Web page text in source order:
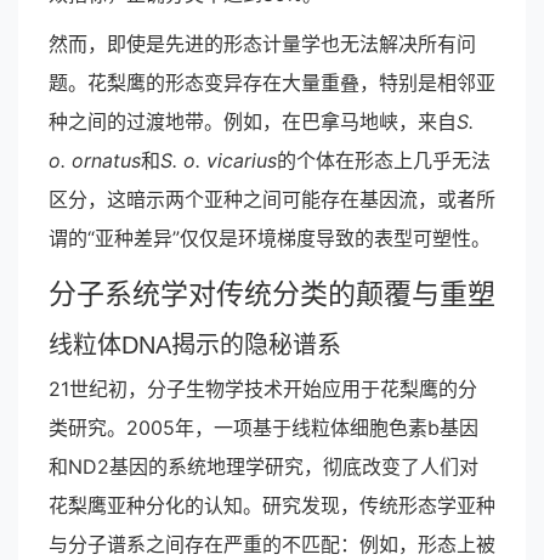
然而，即使是先进的形态计量学也无法解决所有问
题。花梨鹰的形态变异存在大量重叠，特别是相邻亚
种之间的过渡地带。例如，在巴拿马地峡，来自S.
o. ornatus和S. o. vicarius的个体在形态上几乎无法
区分，这暗示两个亚种之间可能存在基因流，或者所
谓的“亚种差异”仅仅是环境梯度导致的表型可塑性。
分子系统学对传统分类的颠覆与重塑
线粒体DNA揭示的隐秘谱系
21世纪初，分子生物学技术开始应用于花梨鹰的分
类研究。2005年，一项基于线粒体细胞色素b基因
和ND2基因的系统地理学研究，彻底改变了人们对
花梨鹰亚种分化的认知。研究发现，传统形态学亚种
与分子谱系之间存在严重的不匹配：例如，形态上被